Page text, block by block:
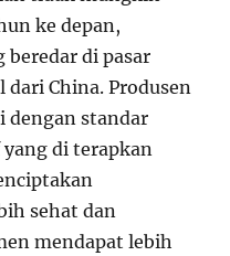
ke depan,
beredar di pasar
China. Produsen
dengan standar
di terapkan
sehat dan
mendapat lebih